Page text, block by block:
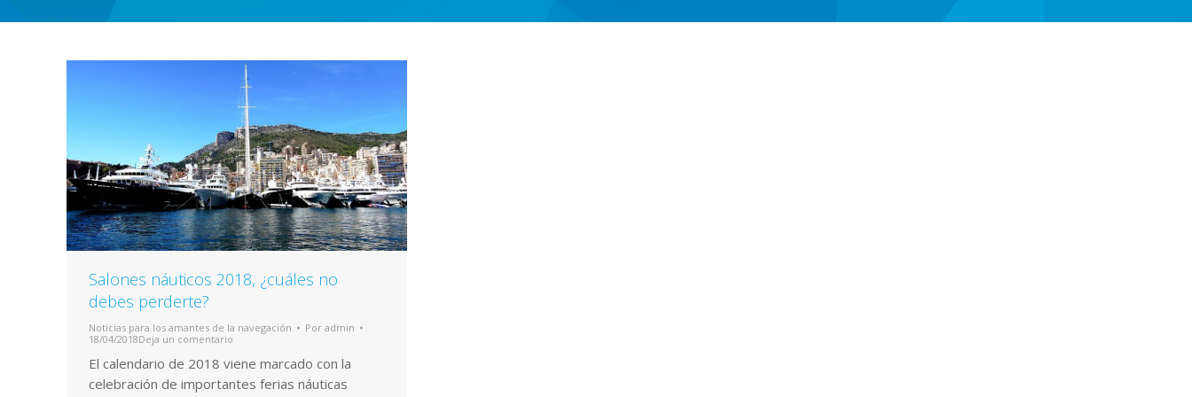
Salones náuticos 2018, ¿cuáles no
debes perderte?
Noticias para los amantes de la navegación Por admin
18/04/2018Deja un comentario
El calendario de 2018 viene marcado con la
celebración de importantes ferias náuticas